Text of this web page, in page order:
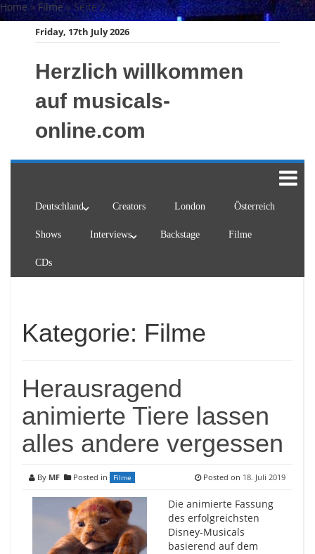
Skip
to
Home» Filme »Seite 2
Friday, 17th July 2026
Herzlich willkommen
auf musicals-
online.com
Deutschland Creators London Österreich
Shows Interviews Backstage Filme
CDs
Kategorie: Filme
Herausragend
animierte Tiere lassen
alles andere vergessen
By MF Posted in Filme Posted on 18. Juli 2019
Die animierte Fassung
des erfolgreichsten
Disney-Musicals
basierend auf dem